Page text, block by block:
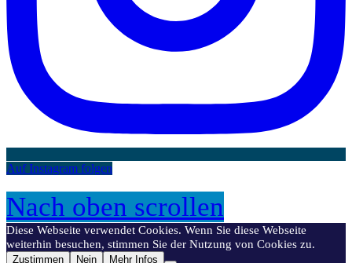
Auf Instagram folgen
Nach oben scrollen
Diese Webseite verwendet Cookies. Wenn Sie diese Webseite
weiterhin besuchen, stimmen Sie der Nutzung von Cookies zu.
Zustimmen Nein Mehr Infos